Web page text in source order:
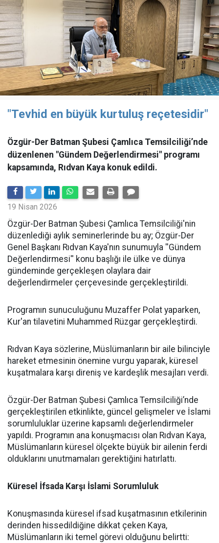
"Tevhid en büyük kurtuluş reçetesidir"
Özgür-Der Batman Şubesi Çamlıca Temsilciliği’nde
düzenlenen "Gündem Değerlendirmesi" programı
kapsamında, Rıdvan Kaya konuk edildi.
19 Nisan 2026
​Özgür-Der Batman Şubesi Çamlıca Temsilciliği'nin
düzenlediği aylık seminerlerinde bu ay; Özgür-Der
Genel Başkanı Rıdvan Kaya'nın sunumuyla ''Gündem
Değerlendirmesi'' konu başlığı ile ülke ve dünya
gündeminde gerçekleşen olaylara dair
değerlendirmeler çerçevesinde gerçekleştirildi.
Programın sunuculuğunu Muzaffer Polat yaparken,
Kur'an tilavetini Muhammed Rüzgar gerçekleştirdi.
Rıdvan Kaya sözlerine, Müslümanların bir aile bilinciyle
hareket etmesinin önemine vurgu yaparak, küresel
kuşatmalara karşı direniş ve kardeşlik mesajları verdi.
Özgür-Der Batman Şubesi Çamlıca Temsilciliği’nde
gerçekleştirilen etkinlikte, güncel gelişmeler ve İslami
sorumluluklar üzerine kapsamlı değerlendirmeler
yapıldı. Programın ana konuşmacısı olan Rıdvan Kaya,
Müslümanların küresel ölçekte büyük bir ailenin ferdi
olduklarını unutmamaları gerektiğini hatırlattı.
Küresel İfsada Karşı İslami Sorumluluk
Konuşmasında küresel ifsad kuşatmasının etkilerinin
derinden hissedildiğine dikkat çeken Kaya,
Müslümanların iki temel görevi olduğunu belirtti: